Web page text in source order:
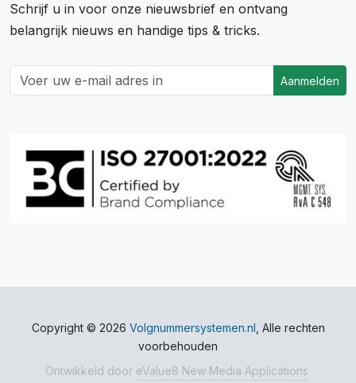
Schrijf u in voor onze nieuwsbrief en ontvang
belangrijk nieuws en handige tips & tricks.
Aanmelden
Copyright © 2026 Volgnummersystemen.nl , Alle rechten
voorbehouden
Ontwikkeld door eValue8 New Media Applications